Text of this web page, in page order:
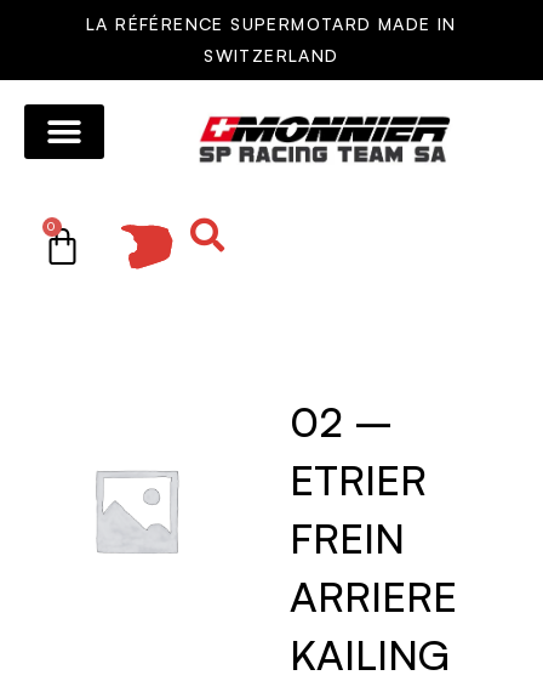
LA RÉFÉRENCE SUPERMOTARD MADE IN
SWITZERLAND
0
02 –
ETRIER
FREIN
ARRIERE
KAILING